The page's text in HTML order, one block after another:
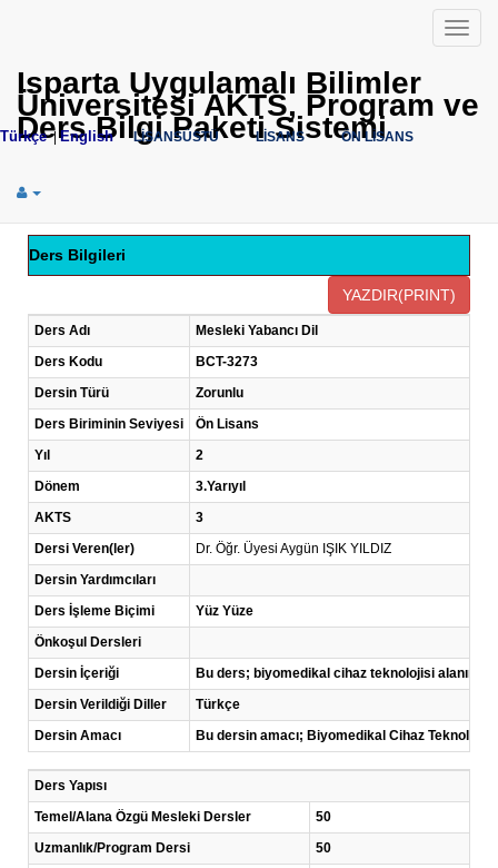
Menü
Isparta Uygulamalı Bilimler
Üniversitesi AKTS, Program ve
Ders Bilgi Paketi Sistemi
Türkçe|English LİSANSÜSTÜ LİSANS ÖN LİSANS
Ders Bilgileri
Ders Adı
Mesleki Yabancı Dil
Ders Kodu
BCT-3273
Dersin Türü
Zorunlu
Ders Biriminin Seviyesi
Ön Lisans
Yıl
2
Dönem
3.Yarıyıl
AKTS
3
Dersi Veren(ler)
Dr. Öğr. Üyesi Aygün IŞIK YILDIZ
Dersin Yardımcıları
Ders İşleme Biçimi
Yüz Yüze
Önkoşul Dersleri
Dersin İçeriği
Bu ders; biyomedikal cihaz teknolojisi
Dersin Verildiği Diller
Türkçe
Dersin Amacı
Bu dersin amacı; Biyomedikal Cihaz
Ders Yapısı
Temel/Alana Özgü Mesleki Dersler
50
Uzmanlık/Program Dersi
50